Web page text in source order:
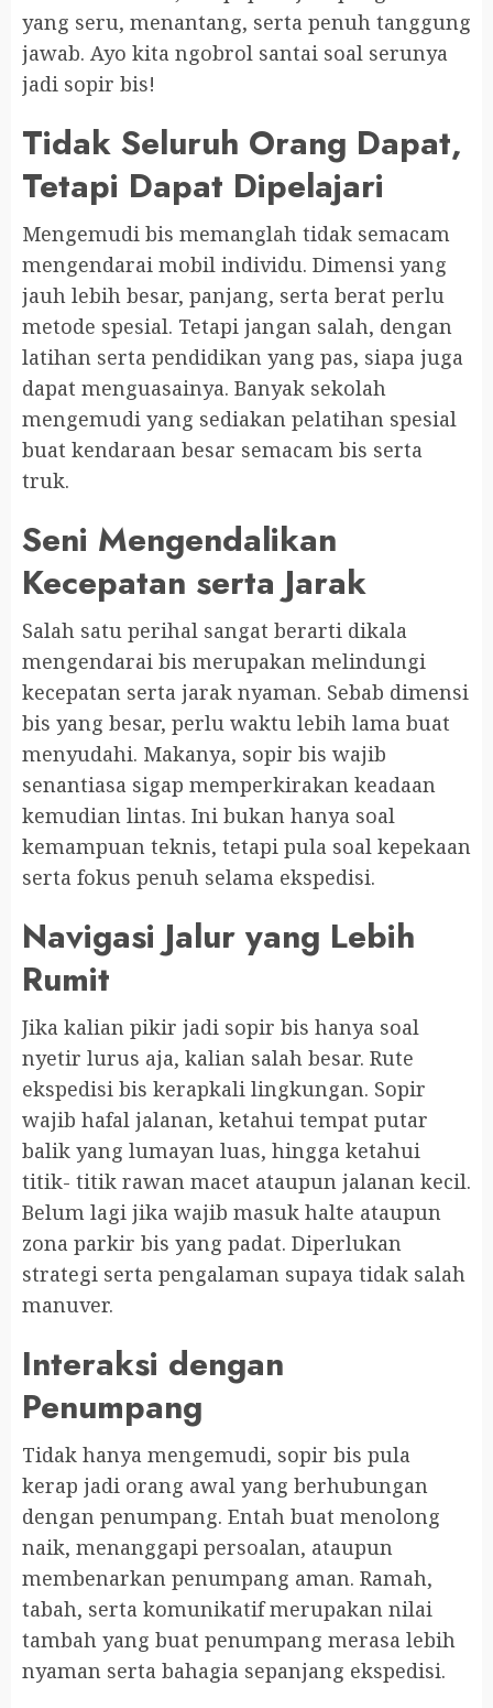
yang seru, menantang, serta penuh tanggung
jawab. Ayo kita ngobrol santai soal serunya
jadi sopir bis!
Tidak Seluruh Orang Dapat,
Tetapi Dapat Dipelajari
Mengemudi bis memanglah tidak semacam
mengendarai mobil individu. Dimensi yang
jauh lebih besar, panjang, serta berat perlu
metode spesial. Tetapi jangan salah, dengan
latihan serta pendidikan yang pas, siapa juga
dapat menguasainya. Banyak sekolah
mengemudi yang sediakan pelatihan spesial
buat kendaraan besar semacam bis serta
truk.
Seni Mengendalikan
Kecepatan serta Jarak
Salah satu perihal sangat berarti dikala
mengendarai bis merupakan melindungi
kecepatan serta jarak nyaman. Sebab dimensi
bis yang besar, perlu waktu lebih lama buat
menyudahi. Makanya, sopir bis wajib
senantiasa sigap memperkirakan keadaan
kemudian lintas. Ini bukan hanya soal
kemampuan teknis, tetapi pula soal kepekaan
serta fokus penuh selama ekspedisi.
Navigasi Jalur yang Lebih
Rumit
Jika kalian pikir jadi sopir bis hanya soal
nyetir lurus aja, kalian salah besar. Rute
ekspedisi bis kerapkali lingkungan. Sopir
wajib hafal jalanan, ketahui tempat putar
balik yang lumayan luas, hingga ketahui
titik- titik rawan macet ataupun jalanan kecil.
Belum lagi jika wajib masuk halte ataupun
zona parkir bis yang padat. Diperlukan
strategi serta pengalaman supaya tidak salah
manuver.
Interaksi dengan
Penumpang
Tidak hanya mengemudi, sopir bis pula
kerap jadi orang awal yang berhubungan
dengan penumpang. Entah buat menolong
naik, menanggapi persoalan, ataupun
membenarkan penumpang aman. Ramah,
tabah, serta komunikatif merupakan nilai
tambah yang buat penumpang merasa lebih
nyaman serta bahagia sepanjang ekspedisi.